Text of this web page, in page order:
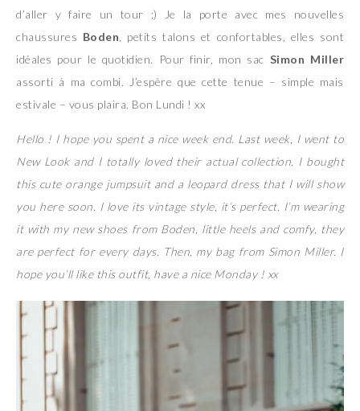
d’aller y faire un tour ;) Je la porte avec mes nouvelles
chaussures Boden , petits talons et confortables, elles sont
idéales pour le quotidien. Pour finir, mon sac Simon Miller
assorti à ma combi. J’espère que cette tenue – simple mais
estivale – vous plaira. Bon Lundi ! xx
Hello ! I hope you spent a nice week end. Last week, I went to
New Look and I totally loved their actual collection. I bought
this cute orange jumpsuit and a leopard dress that I will show
you here soon. I love its vintage style, it’s perfect. I’m wearing
it with my new shoes from Boden, little heels and comfy, they
are perfect for every days. Then, my bag from Simon Miller. I
hope you’ll like this outfit, have a nice Monday ! xx